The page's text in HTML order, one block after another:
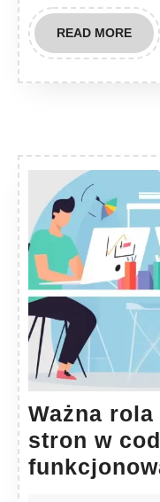
READ MOREREAD
MORE
Ważna
stron w